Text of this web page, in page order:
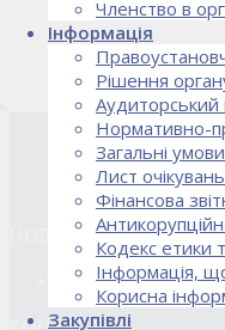
Членство в
Інформація
Рішення
Аудиторський
Нормативно-
Загальні
Лист
Фінансова
Кодекс етики
Інформація,
Корисна
Закупівлі
НОВИНИ
18.02.2026